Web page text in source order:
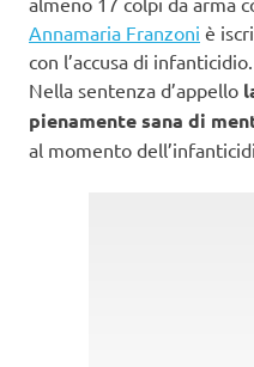
Annamaria Franzoni è
con l’accusa di
Nella sentenza d’appello
pienamente sana di
al momento